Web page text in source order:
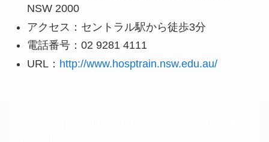
NSW 2000
アクセス：セントラル駅から徒歩3分
電話番号：02 9281 4111
URL： http://www.hosptrain.nsw.edu.au/